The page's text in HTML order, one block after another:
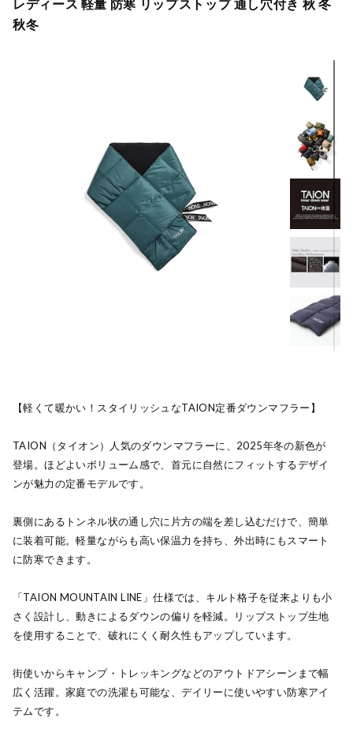
レディース 軽量 防寒 リップストップ 通し穴付き 秋 冬
秋冬
【軽くて暖かい！スタイリッシュなTAION定番ダウンマフラー】
TAION（タイオン）人気のダウンマフラーに、2025年冬の新色が
登場。ほどよいボリューム感で、首元に自然にフィットするデザイ
ンが魅力の定番モデルです。
裏側にあるトンネル状の通し穴に片方の端を差し込むだけで、簡単
に装着可能。軽量ながらも高い保温力を持ち、外出時にもスマート
に防寒できます。
「TAION MOUNTAIN LINE」仕様では、キルト格子を従来よりも小
さく設計し、動きによるダウンの偏りを軽減。リップストップ生地
を使用することで、破れにくく耐久性もアップしています。
街使いからキャンプ・トレッキングなどのアウトドアシーンまで幅
広く活躍。家庭での洗濯も可能な、デイリーに使いやすい防寒アイ
テムです。